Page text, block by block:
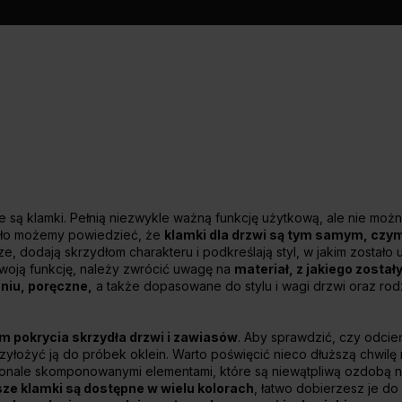
klamki. Pełnią niezwykle ważną funkcję użytkową, ale nie
możemy powiedzieć, że klamki dla drzwi są tym samym,
dodają skrzydłom charakteru i podkreślają styl, w jakim zostało
funkcję, należy zwrócić uwagę na materiał, z jakiego zostały
poręczne,
a także dopasowane do stylu i wagi drzwi oraz
pokrycia skrzydła drzwi i zawiasów. Aby sprawdzić, czy
ją do próbek oklein. Warto poświęcić nieco dłuższą chwilę
skomponowanymi elementami, które są niewątpliwą ozdobą
klamki są dostępne w wielu kolorach , łatwo dobierzesz je